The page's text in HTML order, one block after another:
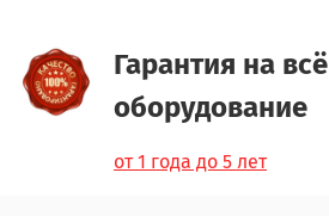
Гарантия на всё
оборудование
от 1 года до 5 лет